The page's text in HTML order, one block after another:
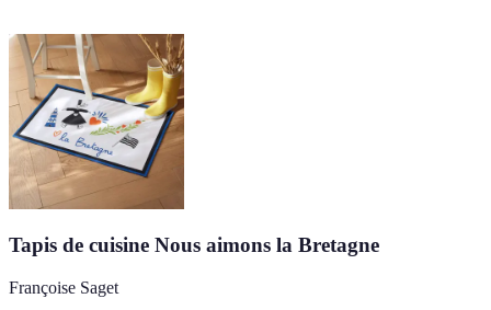
Tapis de cuisine Nous aimons la Bretagne
Françoise Saget